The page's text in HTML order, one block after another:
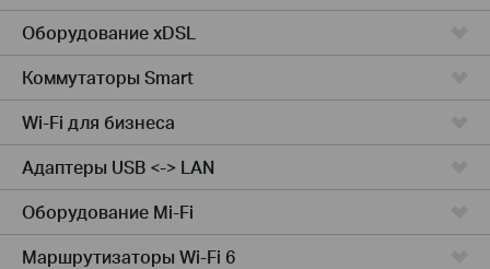
Оборудование xDSL
Коммутаторы Smart
Wi-Fi для бизнеса
Адаптеры USB <-> LAN
Оборудование Mi-Fi
Маршрутизаторы Wi-Fi 6